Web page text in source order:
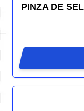
PINZA DE